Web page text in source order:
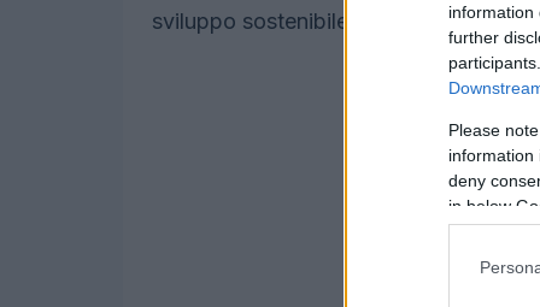
information
further
Please
information
deny
in below
sviluppo sostenibile della mobilità